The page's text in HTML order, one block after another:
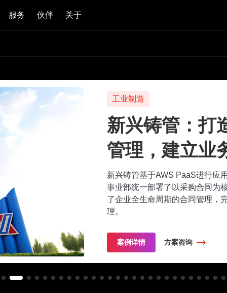
服务 伙伴 关于
工业制造
新兴铸管：打
管理，建立业
新兴铸管基于AWS PaaS进行应
事业部统一部署了以采购合同为
了企业全生命周期的合同管理，
理。
案例详情 方案咨询